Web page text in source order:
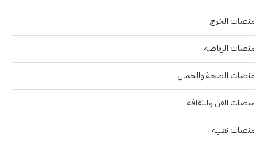
منصات الخرج
منصات الرياضة
منصات الصحة والجمال
منصات الفن والثقافة
منصات تقنية